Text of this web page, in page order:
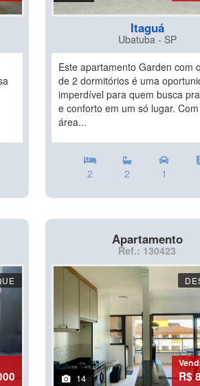
Itaguá
Ubatuba - SP
Este apartamento Garden com
de 2 dormitórios é uma
imperdível para quem busca
e conforto em um só lugar.
área...
2 2 1
Apartamento
Ref.: 130423
14 R$